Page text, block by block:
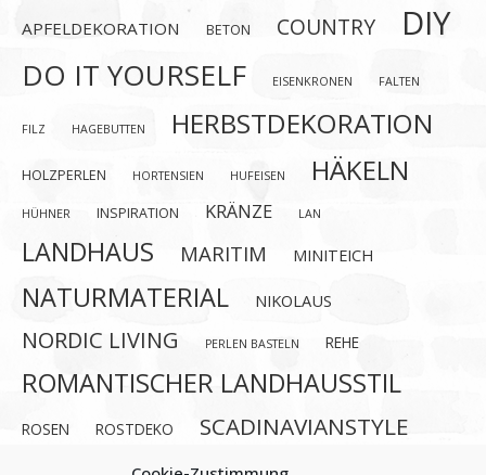
APFELDEKORATION BETON COUNTRY DIY
DO IT YOURSELF EISENKRONEN FALTEN
FILZ HAGEBUTTEN HERBSTDEKORATION
HOLZPERLEN HORTENSIEN HUFEISEN HÄKELN
HÜHNER INSPIRATION KRÄNZE LAN
LANDHAUS MARITIM MINITEICH
NATURMATERIAL NIKOLAUS
NORDIC LIVING PERLEN BASTELN REHE
ROMANTISCHER LANDHAUSSTIL
ROSEN ROSTDEKO SCADINAVIANSTYLE
SCHNECKEN SELBERMACHEN